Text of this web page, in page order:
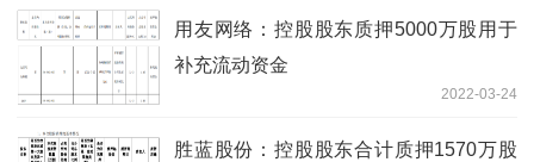
用友网络：控股股东质押5000万股用于
补充流动资金
2022-03-24
胜蓝股份：控股股东合计质押1570万股